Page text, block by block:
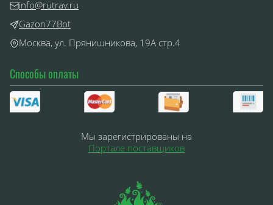
Способы оплаты
Мы зарегистрированы на
Портале поставщиков
info@rutrav.ru
Gazon77Bot
Москва, ул. Прянишникова, 19А стр.4